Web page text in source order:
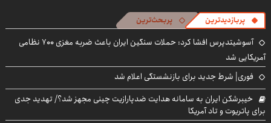
پربازدیدترین پربحث‌ترین
آسوشیتدپرس افشا کرد: حملات سنگین ایران باعث ضربه مغزی ۷۰۰ نظامی
آمریکایی شد
فوری| شرط جدید برای بازنشستگی اعلام شد
خیبرشکن ایران به سامانه هدایت ضدپارازیت چینی مجهز شد؟/ تهدید جدی
برای پاتریوت و تاد آمریکا